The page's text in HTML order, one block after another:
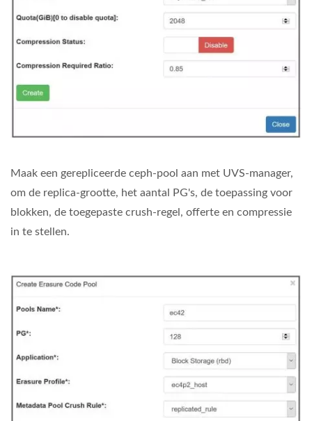
Maak een gerepliceerde ceph-pool aan met UVS-manager,
om de replica-grootte, het aantal PG's, de toepassing voor
blokken, de toegepaste crush-regel, offerte en compressie
in te stellen.